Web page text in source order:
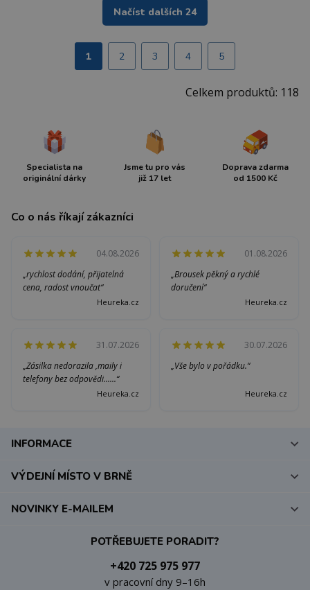
Načíst dalších 24
1 2 3 4 5
Celkem produktů: 118
Specialista na
originální dárky
Jsme tu pro vás
již 17 let
Doprava zdarma
od 1500 Kč
Co o nás říkají zákazníci
04.08.2026
„rychlost dodání, přijatelná
cena, radost vnoučat“
Heureka.cz
01.08.2026
„Brousek pěkný a rychlé
doručení“
Heureka.cz
31.07.2026
„Zásilka nedorazila ,maily i
telefony bez odpovědi......“
Heureka.cz
30.07.2026
„Vše bylo v pořádku.“
Heureka.cz
INFORMACE
VÝDEJNÍ MÍSTO V BRNĚ
POTŘEBUJETE PORADIT?
+420 725 975 977
v pracovní dny 9–16h
NOVINKY E-MAILEM